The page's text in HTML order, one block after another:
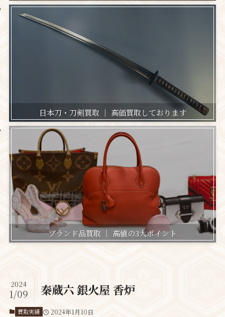
日本刀・刀剣買取 ｜ 高価買取しております
ブランド品買取 ｜ 高値の3大ポイント
秦蔵六 銀火屋 香炉
2024
1/09
買取実績 2024年1月10日